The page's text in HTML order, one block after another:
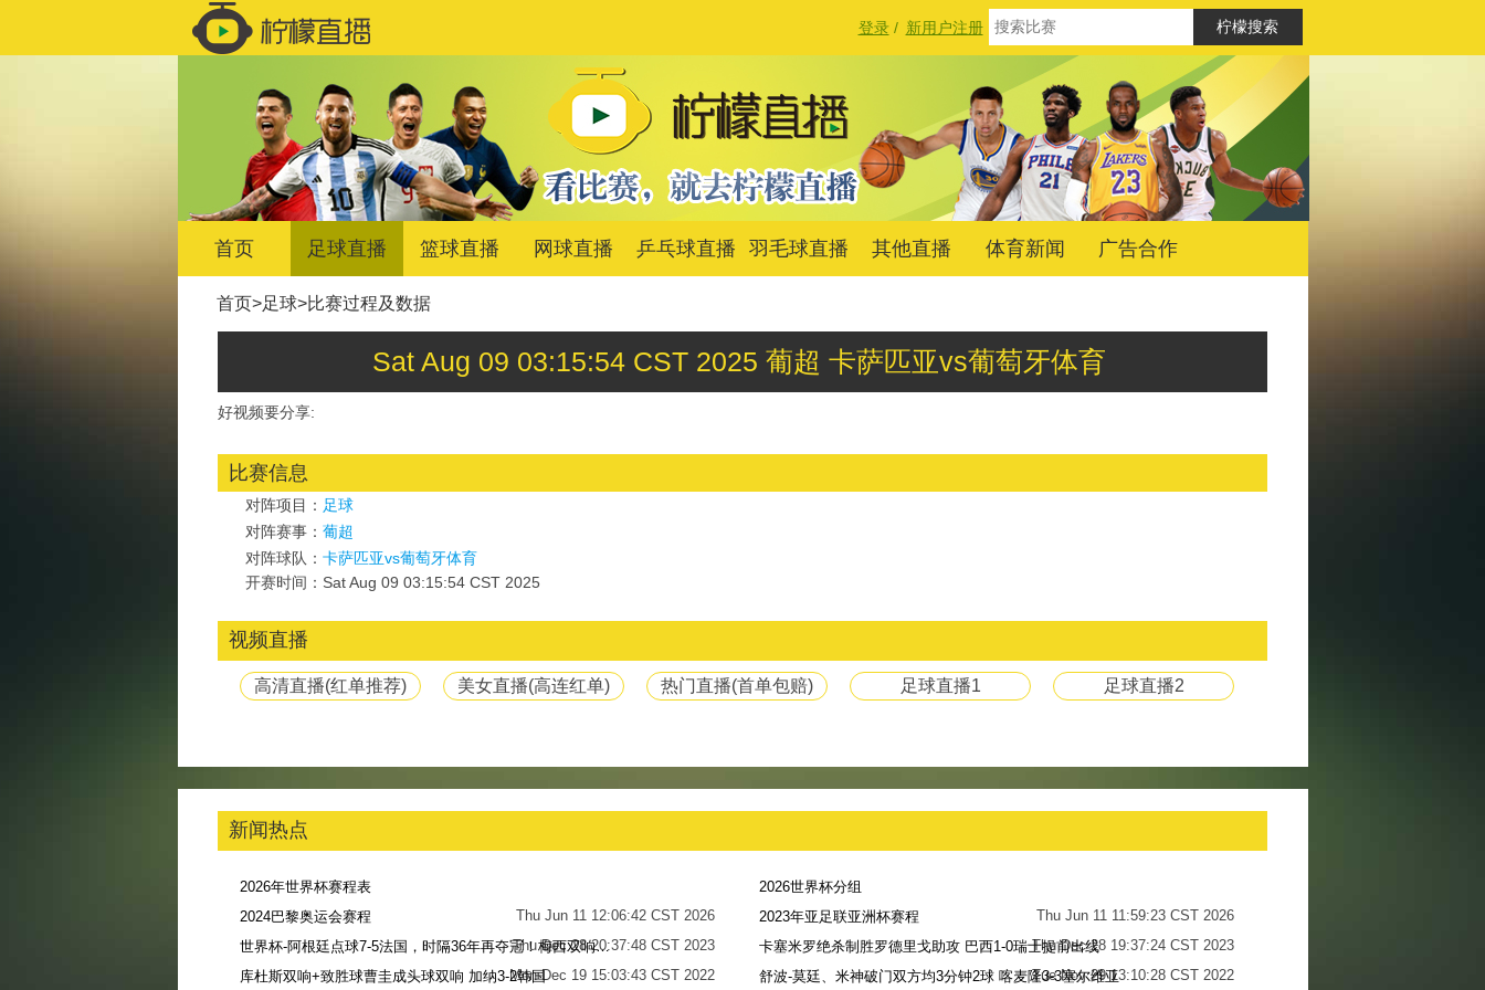
登录/ 新用户注册
首页 足球直播 篮球直播 网球直播 乒乓球直播 羽毛球直播 其他直播 体育新闻 广告合作
首页>足球>比赛过程及数据
Sat Aug 09 03:15:54 CST 2025 葡超 卡萨匹亚vs葡萄牙体育
好视频要分享:
比赛信息
对阵项目： 足球
对阵赛事： 葡超
对阵球队： 卡萨匹亚vs葡萄牙体育
开赛时间：Sat Aug 09 03:15:54 CST 2025
视频直播
高清直播(红单推荐) 美女直播(高连红单) 热门直播(首单包赔) 足球直播1 足球直播2
新闻热点
2026年世界杯赛程表
Thu Jun 11 12:06:42 CST 2026
2026世界杯分组
Thu Jun 11 11:59:23 CST 2026
2024巴黎奥运会赛程
Thu Dec 28 20:37:48 CST 2023
2023年亚足联亚洲杯赛程
Thu Dec 28 19:37:24 CST 2023
世界杯-阿根廷点球7-5法国，时隔36年再夺冠！梅西双响姆巴佩戴帽
Mon Dec 19 15:03:43 CST 2022
卡塞米罗绝杀制胜罗德里戈助攻 巴西1-0瑞士提前出线
Tue Nov 29 13:10:28 CST 2022
库杜斯双响+致胜球曹圭成头球双响 加纳3-2韩国 舒波-莫廷、米神破门双方均3分钟2球 喀麦隆3-3塞尔维亚